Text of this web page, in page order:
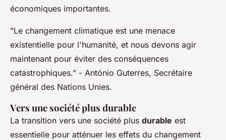
économiques importantes.
"Le changement climatique est une menace
existentielle pour l'humanité, et nous devons agir
maintenant pour éviter des conséquences
catastrophiques." - António Guterres, Secrétaire
général des Nations Unies.
Vers une société plus durable
La transition vers une société plus durable est
essentielle pour atténuer les effets du changement